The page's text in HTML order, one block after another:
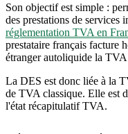
Son objectif est simple :
des prestations de services
réglementation TVA en
prestataire français facture
étranger autoliquide la TVA
La DES est donc liée à la
de TVA classique. Elle est
l'état récapitulatif TVA.